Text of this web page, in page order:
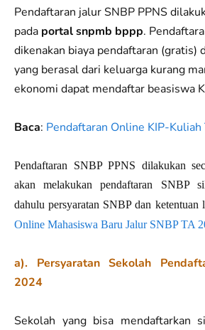
Pendaftaran jalur SNBP PPNS
pada portal snpmb bppp.
dikenakan biaya pendaftaran (gratis)
yang berasal dari keluarga kurang
ekonomi dapat mendaftar beasiswa
Baca: Pendaftaran Online KIP-
Pendaftaran SNBP PPNS dilakukan
akan melakukan pendaftaran SNBP
dahulu persyaratan SNBPdan ketentuan
Online Mahasiswa Baru Jalur SNBP TA
a). Persyaratan Sekolah
2024
Sekolah yang bisa mendaftarkan